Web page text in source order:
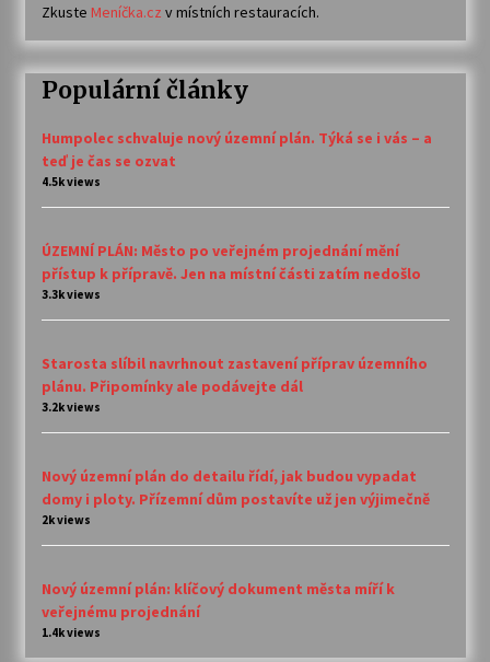
Zkuste Meníčka.cz v místních restauracích.
Populární články
Humpolec schvaluje nový územní plán. Týká se i vás – a
teď je čas se ozvat
4.5k views
ÚZEMNÍ PLÁN: Město po veřejném projednání mění
přístup k přípravě. Jen na místní části zatím nedošlo
3.3k views
Starosta slíbil navrhnout zastavení příprav územního
plánu. Připomínky ale podávejte dál
3.2k views
Nový územní plán do detailu řídí, jak budou vypadat
domy i ploty. Přízemní dům postavíte už jen výjimečně
2k views
Nový územní plán: klíčový dokument města míří k
veřejnému projednání
1.4k views